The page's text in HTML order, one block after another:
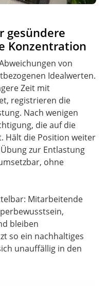
gesündere
Konzentration
von
Idealwerten.
Zeit mit
registrieren die
Nach wenigen
die auf die
Hält die Position weiter
zur Entlastung
ohne
Mitarbeitende
bleiben
so ein nachhaltiges
unauffällig in den